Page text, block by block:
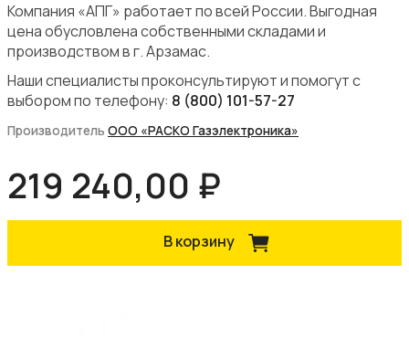
Компания «АПГ» работает по всей России. Выгодная
цена обусловлена собственными складами и
производством в г. Арзамас.
Наши специалисты проконсультируют и помогут с
выбором по телефону: 8 (800) 101-57-27
Производитель ООО «РАСКО Газэлектроника»
219 240,00 ₽
В корзину